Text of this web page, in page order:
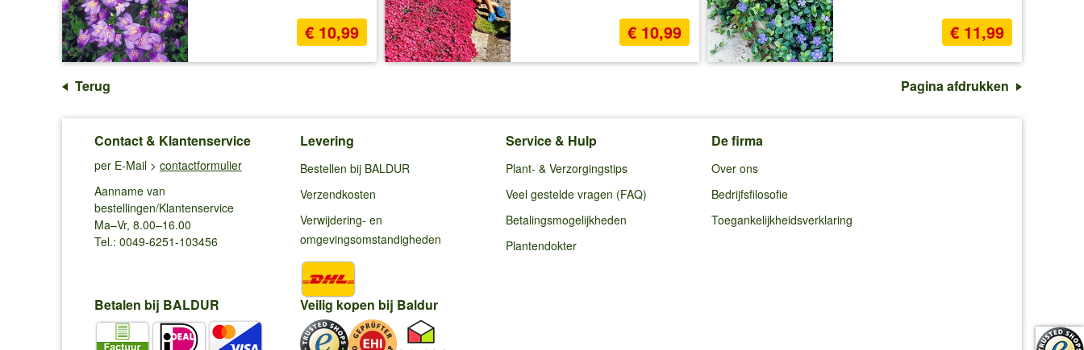
€ 10,99 € 10,99 € 11,99
Terug Pagina afdrukken
Contact & Klantenservice
per E-Mail > contactformulier
Aanname van
bestellingen/Klantenservice
Ma–Vr, 8.00–16.00
Tel.: 0049-6251-103456
Levering
Bestellen bij BALDUR
Verzendkosten
Verwijdering- en
omgevingsomstandigheden
Service & Hulp
Plant- & Verzorgingstips
Veel gestelde vragen (FAQ)
Betalingsmogelijkheden
Plantendokter
De firma
Over ons
Bedrijfsfilosofie
Toegankelijkheidsverklaring
Betalen bij BALDUR Veilig kopen bij Baldur